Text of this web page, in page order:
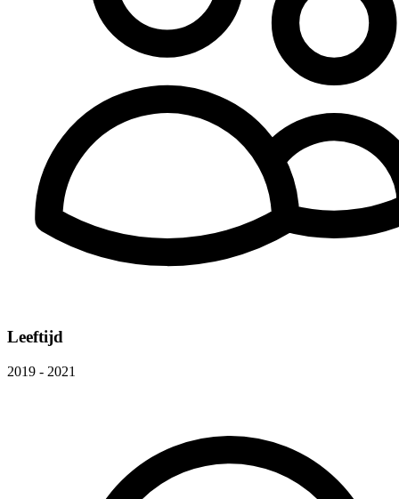
Leeftijd
2019 - 2021